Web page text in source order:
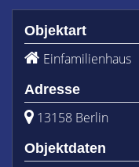
Objektart
Einfamilienhaus
Adresse
13158 Berlin
Objektdaten